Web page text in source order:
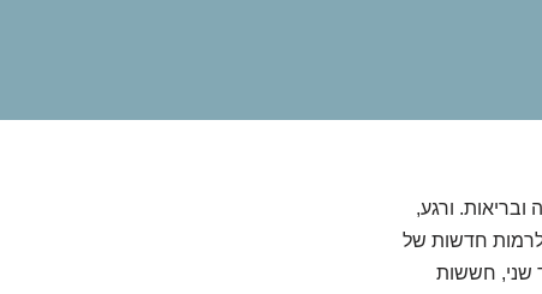
ורגע,
לרמות חדשות של
שני, חששות